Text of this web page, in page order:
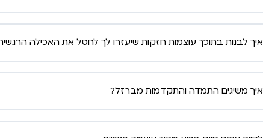
איך לבנות בתוכך עוצמות חזקות שיעזרו לך לחסל את האכילה
איך משיגים התמדה והתקדמות מברזל?